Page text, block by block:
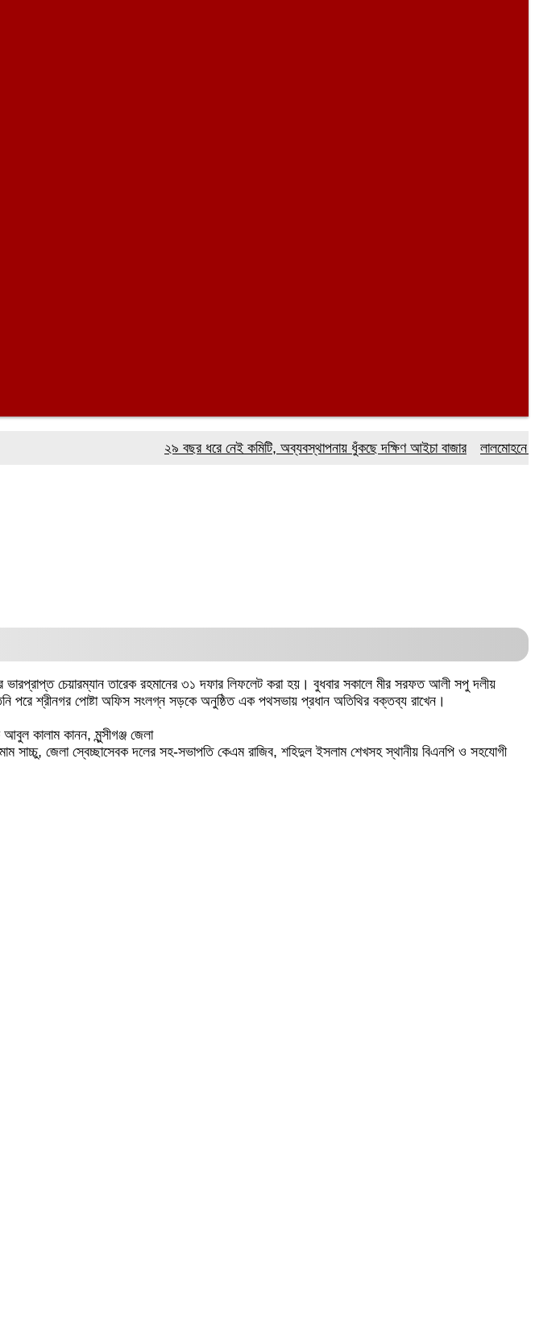
২৯ বছর ধরে নেই কমিটি, অব্যবস্থাপনায় ধুঁকছে দক্ষিণ আইচা বাজার
লালমোহনে ফেয়ার
চেয়ারম্যান তারেক রহমানের ৩১ দফার লিফলেট করা হয়। বুধবার সকালে মীর সরফত আলী সপু দলীয়
পরে শ্রীনগর পোষ্টা অফিস সংলগ্ন সড়কে অনুষ্ঠিত এক পথসভায় প্রধান অতিথির বক্তব্য রাখেন।
কালাম কানন, মুন্সীগঞ্জ জেলা
সাচ্চু, জেলা স্বেচ্ছাসেবক দলের সহ-সভাপতি কেএম রাজিব, শহিদুল ইসলাম শেখসহ স্থানীয় বিএনপি ও সহযোগী